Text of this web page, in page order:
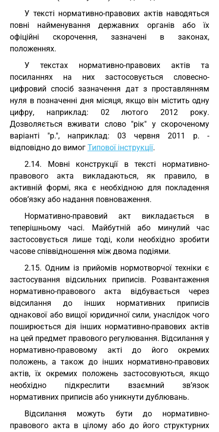
У тексті нормативно-правових актів наводяться
повні найменування державних органів або їх
офіційні скорочення, зазначені в законах,
положеннях.
У текстах нормативно-правових актів та
посиланнях на них застосовується словесно-
цифровий спосіб зазначення дат з проставлянням
нуля в позначенні дня місяця, якщо він містить одну
цифру, наприклад: 02 лютого 2012 року.
Дозволяється вживати слово "рік" у скороченому
варіанті "р.", наприклад: 03 червня 2011 р. -
відповідно до вимог Типової інструкції.
2.14. Мовні конструкції в тексті нормативно-
правового акта викладаються, як правило, в
активній формі, яка є необхідною для покладення
обов’язку або надання повноваження.
Нормативно-правовий акт викладається в
теперішньому часі. Майбутній або минулий час
застосовується лише тоді, коли необхідно зробити
часове співвідношення між двома подіями.
2.15. Одним із прийомів нормотворчої техніки є
застосування відсильних приписів. Розвантаження
нормативно-правового акта відбувається через
відсилання до інших нормативних приписів
однакової або вищої юридичної сили, унаслідок чого
поширюється дія інших нормативно-правових актів
на цей предмет правового регулювання. Відсилання у
нормативно-правовому акті до його окремих
положень, а також до інших нормативно-правових
актів, їх окремих положень застосовуються, якщо
необхідно підкреслити взаємний зв’язок
нормативних приписів або уникнути дублювань.
Відсилання можуть бути до нормативно-
правового акта в цілому або до його структурних